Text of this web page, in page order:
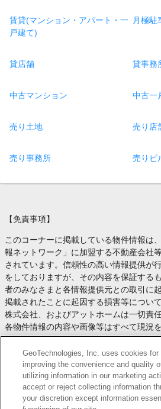
賃貸(マンション・アパート・一
戸建て)
月極駐
貸店舗 貸事務
中古マンション 中古一
売り土地 売り店
売り事務所 売りビ
【免責事項】
このコーナーに掲載している物件情報は
報ネットワーク」に加盟する不動産会社
されています。信頼性の高い情報提供が
をしておりますが、その内容を保証する
者のみなさまと各情報提供元との取引に
掲載されたことに起因する損害等につい
株式会社、およびアットホームは一切責
各物件情報の内容や画像等はすべて現況
す。
お取引等（お取引の準備、資金調達等を
や契約条件等について、 各情報提供元よ
身でご確認の上、判断してください。
このコーナーへの物件情報のご掲載、そ
ョン等についての不動産会社様のお問合
GeoTechnologies, Inc. uses cookies
improving the convenience and quality
utilizing information in our marketing
accept or reject collecting information
your discretion except information